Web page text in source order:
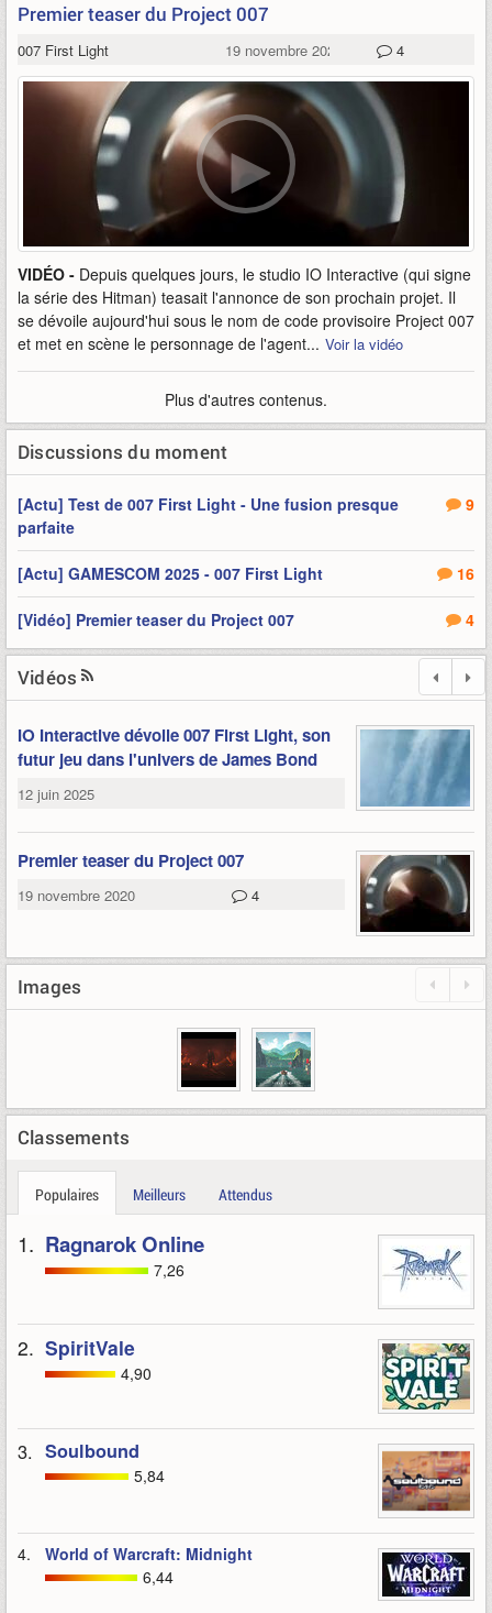
Premier teaser du Project 007
007 First Light 19 novembre 2020 4
VIDÉO - Depuis quelques jours, le studio IO Interactive (qui signe
la série des Hitman) teasait l'annonce de son prochain projet. Il
se dévoile aujourd'hui sous le nom de code provisoire Project 007
et met en scène le personnage de l'agent... Voir la vidéo
Plus d'autres contenus.
Discussions du moment
9
[Actu] Test de 007 First Light - Une fusion presque
parfaite
16
[Actu] GAMESCOM 2025 - 007 First Light
4
[Vidéo] Premier teaser du Project 007
Vidéos
IO Interactive dévoile 007 First Light, son
futur jeu dans l'univers de James Bond
12 juin 2025
Premier teaser du Project 007
19 novembre 2020 4
Images
Classements
Populaires Meilleurs Attendus
1. Ragnarok Online
7,26
2. SpiritVale
4,90
3. Soulbound
5,84
4.
World of Warcraft: Midnight
6,44